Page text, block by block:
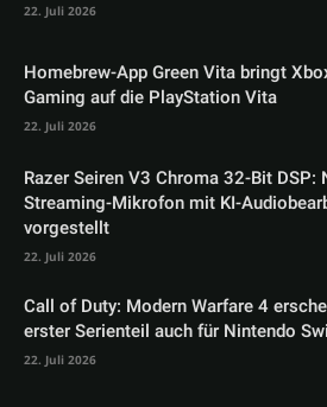
22. Juli 2026
Homebrew-App Green Vita bringt
Gaming auf die PlayStation Vita
22. Juli 2026
Razer Seiren V3 Chroma 32-Bit DSP:
Streaming-Mikrofon mit KI-
vorgestellt
22. Juli 2026
Call of Duty: Modern Warfare 4
erster Serienteil auch für Nintendo
22. Juli 2026